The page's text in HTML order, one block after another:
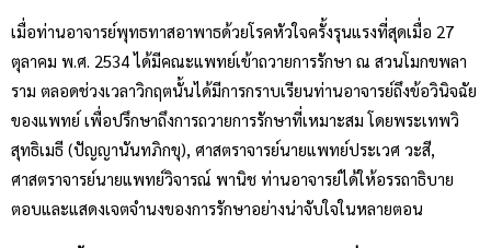
เมื่อท่านอาจารย์พุทธทาสอาพาธด้วยโรคหัวใจครั้งรุนแรงที่สุดเมื่อ 27
ตุลาคม พ.ศ. 2534 ได้มีคณะแพทย์เข้าถวายการรักษา ณ สวนโมกขพลา
ราม ตลอดช่วงเวลาวิกฤตนั้นได้มีการกราบเรียนท่านอาจารย์ถึงข้อวินิจฉัย
ของแพทย์ เพื่อปรึกษาถึงการถวายการรักษาที่เหมาะสม โดยพระเทพวิ
สุทธิเมธี (ปัญญานันทภิกขุ), ศาสตราจารย์นายแพทย์ประเวศ วะสี,
ศาสตราจารย์นายแพทย์วิจารณ์ พานิช ท่านอาจารย์ได้ให้อรรถาธิบาย
ตอบและแสดงเจตจำนงของการรักษาอย่างน่าจับใจในหลายตอน